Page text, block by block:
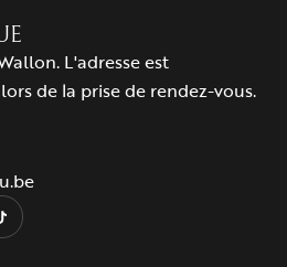
L'adresse est
de la prise de rendez-vous.